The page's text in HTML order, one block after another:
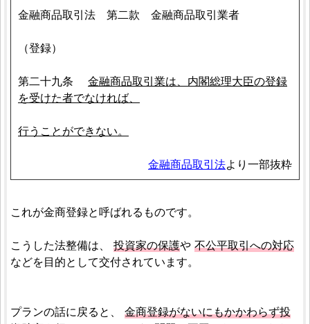
金融商品取引法 第二款 金融商品取引業者
（登録）
第二十九条 金融商品取引業は、内閣総理大臣の登録
を受けた者でなければ、
行うことができない。
金融商品取引法より一部抜粋
これが金商登録と呼ばれるものです。
こうした法整備は、 投資家の保護や 不公平取引への対応
などを目的として交付されています。
プランの話に戻ると、 金商登録がないにもかかわらず投